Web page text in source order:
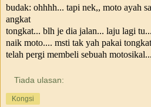
budak: ohhhh... tapi nek,, moto ayah
angkat
tongkat... blh je dia jalan... laju lagi
naik moto.... msti tak yah pakai
telah pergi membeli sebuah
Tiada ulasan:
Kongsi